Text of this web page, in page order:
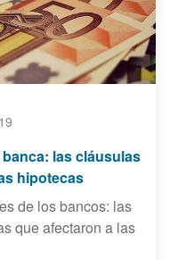
las cláusulas
hipotecas
de los bancos: las
que afectaron a las